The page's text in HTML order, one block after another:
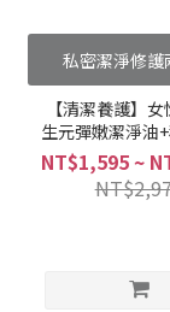
私密潔淨修護
【清潔養護】
生元彈嫩潔淨油
凝露 (1+1
NT$1,595 ~